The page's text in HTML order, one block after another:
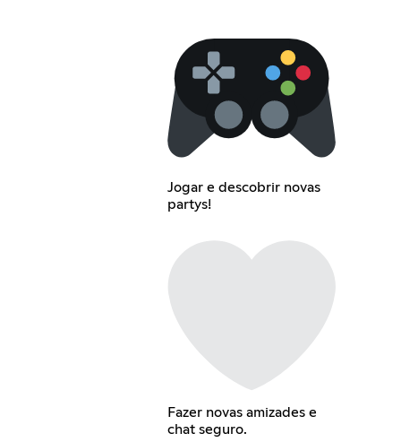
Jogar e descobrir novas
partys!
Fazer novas amizades e
chat seguro.